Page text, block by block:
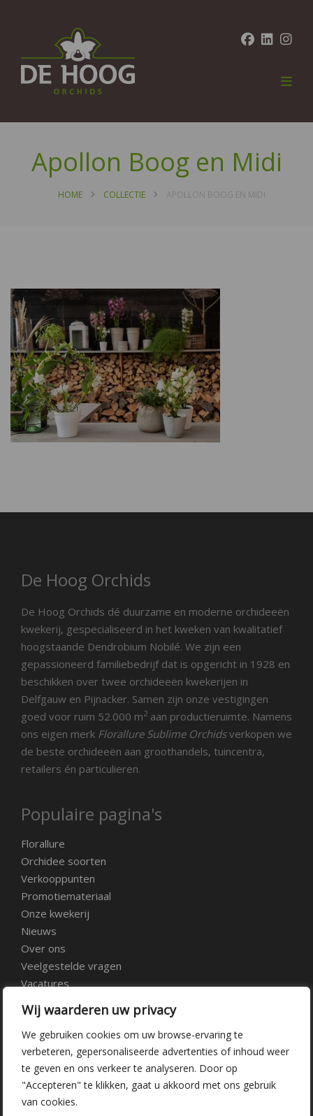
Wij waarderen uw privacy
We gebruiken cookies om uw browse-ervaring te
verbeteren, gepersonaliseerde advertenties of inhoud weer
te geven en ons verkeer te analyseren. Door op
"Accepteren" te klikken, gaat u akkoord met ons gebruik
van cookies.
Apollon Boog en Midi
HOME COLLECTIE APOLLON BOOG EN MIDI
De Hoog Orchids
De Hoog Orchids dé duurzame en moderne orchideeën
kwekerij, gespecialiseerd in het kweken van kwalitatief
hoogstaande Dendrobium Nobilé. We zijn een
gepassioneerd familiebedrijf dat is opgericht in 1928 en
beschikken over twee orchideeën kwekerijen in
Delfgauw en Pijnacker. Samen zijn onze vestigingen
goed voor ruim 52.000 m2 aan productieruimte. Namens
ons eigen merk Florallure Sublime Orchidsverkopen we
de beste orchideeën aan groothandels, tuincentra,
retailers én particulieren.
Populaire pagina's
Florallure
Orchidee soorten
Verkooppunten
Promotiemateriaal
Onze kwekerij
Nieuws
Over ons
Veelgestelde vragen
Vacatures
Kwekerij Delfgauw
Vrederustlaan 10